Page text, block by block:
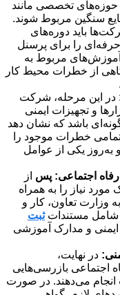
تخصصی مانند
سنگین مربوط شوند.
باید دوره‌های
را برای پرسنل
آموزش‌های مربوط به
از خطرات محیط کار
در این مرحله، شرکت
و تجهیزات ایمنی
باشد که نشان دهد
خطرات موجود را
و به‌روز یکی از عوامل
رفاه اجتماعی: پس از
نیاز را به همراه
وزارت تعاون، کار و
شامل مستنداتثبت
ایمنی و مدارک آموزشی
در نهایت،
اجتماعی بازرسی‌هایی
می‌دهند. در صورت